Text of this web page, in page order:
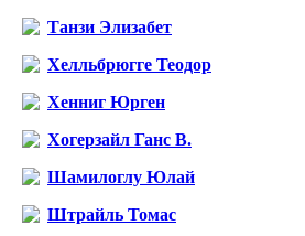
Танзи Элизабет
Хелльбрюгге Теодор
Хенниг Юрген
Хогерзайл Ганс В.
Шамилоглу Юлай
Штрайль Томас